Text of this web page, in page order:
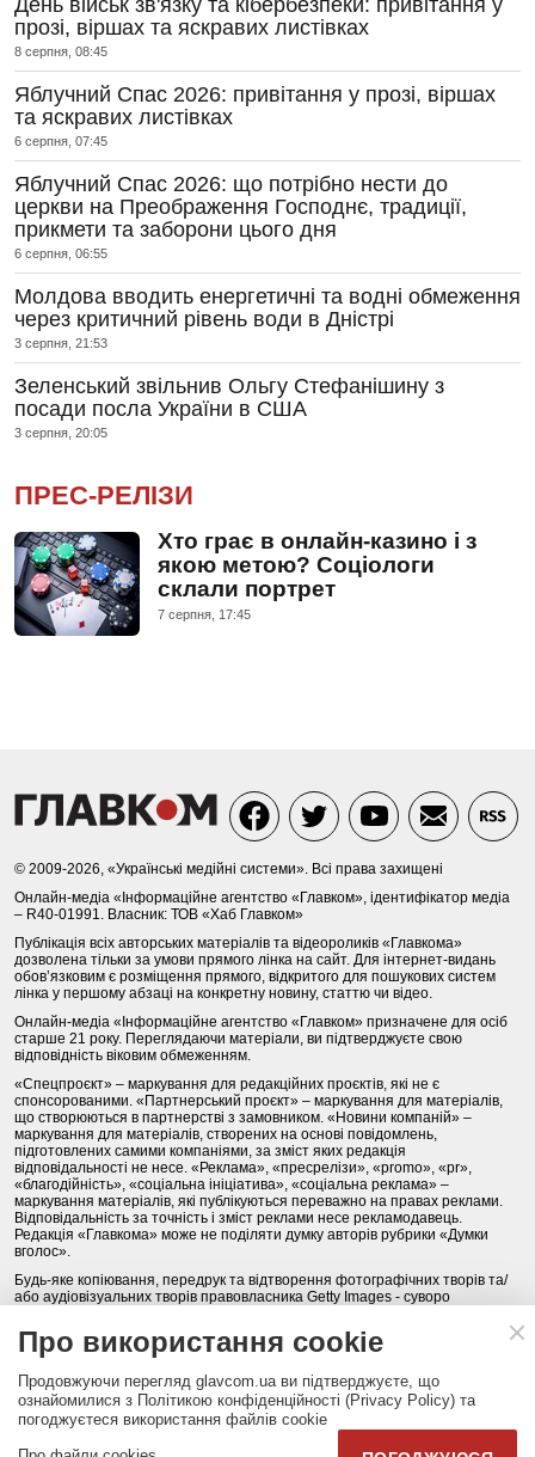
День військ зв'язку та кібербезпеки: привітання у
прозі, віршах та яскравих листівках
8 серпня, 08:45
Яблучний Спас 2026: привітання у прозі, віршах
та яскравих листівках
6 серпня, 07:45
Яблучний Спас 2026: що потрібно нести до
церкви на Преображення Господнє, традиції,
прикмети та заборони цього дня
6 серпня, 06:55
Молдова вводить енергетичні та водні обмеження
через критичний рівень води в Дністрі
3 серпня, 21:53
Зеленський звільнив Ольгу Стефанішину з
посади посла України в США
3 серпня, 20:05
ПРЕС-РЕЛІЗИ
Хто грає в онлайн-казино і з
якою метою? Соціологи
склали портрет
7 серпня, 17:45
© 2009-2026, «Українські медійні системи». Всі права захищені
Онлайн-медіа «Інформаційне агентство «Главком», ідентифікатор медіа
– R40-01991. Власник: ТОВ «Хаб Главком»
Публікація всіх авторських матеріалів та відеороликів «Главкома»
дозволена тільки за умови прямого лінка на сайт. Для інтернет-видань
обов’язковим є розміщення прямого, відкритого для пошукових систем
лінка у першому абзаці на конкретну новину, статтю чи відео.
Онлайн-медіа «Інформаційне агентство «Главком» призначене для осіб
старше 21 року. Переглядаючи матеріали, ви підтверджуєте свою
відповідність віковим обмеженням.
«Спецпроєкт» – маркування для редакційних проєктів, які не є
спонсорованими. «Партнерський проєкт» – маркування для матеріалів,
що створюються в партнерстві з замовником. «Новини компаній» –
маркування для матеріалів, створених на основі повідомлень,
підготовлених самими компаніями, за зміст яких редакція
відповідальності не несе. «Реклама», «пресрелізи», «promo», «pr»,
«благодійність», «соціальна ініціатива», «соціальна реклама» –
маркування матеріалів, які публікуються переважно на правах реклами.
Відповідальність за точність і зміст реклами несе рекламодавець.
Редакція «Главкома» може не поділяти думку авторів рубрики «Думки
вголос».
Будь-яке копіювання, передрук та відтворення фотографічних творів та/
або аудіовізуальних творів правовласника Getty Images - суворо
Політика конфіденційності (Privacy Policy). Правила сайту
КОНТАКТИ НАША КОМАНДА АРХІВ
Партнери:DepositPhotos.com,opendatabot.ua
Про використання cookie
Продовжуючи перегляд glavcom.ua ви підтверджуєте, що
ознайомилися з Політикою конфіденційності (Privacy Policy) та
погоджуєтеся використання файлів cookie